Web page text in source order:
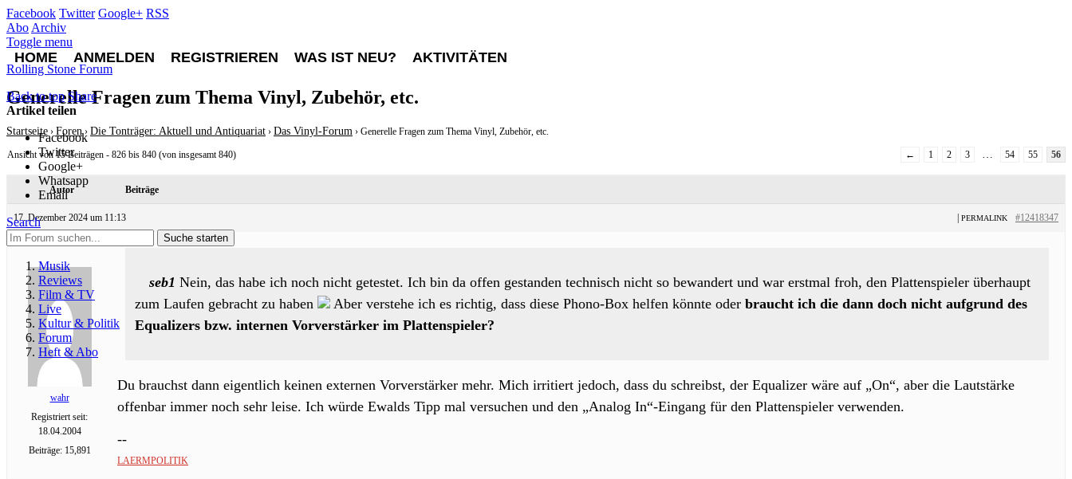
Facebook Twitter Google+ RSS
Abo Archiv
Toggle menu
Rolling Stone Forum
Back to top Share
Artikel teilen
Facebook
Twitter
Google+
Whatsapp
Email
Search
Suche starten
Musik
Reviews
Film & TV
Live
Kultur & Politik
Forum
Heft & Abo
HOME ANMELDEN REGISTRIEREN WAS IST NEU? AKTIVITÄTEN
Generelle Fragen zum Thema Vinyl, Zubehör, etc.
Startseite › Foren › Die Tonträger: Aktuell und Antiquariat › Das Vinyl-Forum › Generelle Fragen zum Thema Vinyl, Zubehör, etc.
Ansicht von 15 Beiträgen - 826 bis 840 (von insgesamt 840) ← 1 2 3 54 55 56
Autor Beiträge
17. Dezember 2024 um 11:13 #12418347
| PERMALINK
wahr
Registriert seit:
18.04.2004
Beiträge: 15,891
seb1 Nein, das habe ich noch nicht getestet. Ich bin da offen gestanden technisch nicht so bewandert und war erstmal froh, den Plattenspieler überhaupt
zum Laufen gebracht zu haben
Aber verstehe ich es richtig, dass diese Phono-Box helfen könnte oder braucht ich die dann doch nicht aufgrund des
Equalizers bzw. internen Vorverstärker im Plattenspieler?
Du brauchst dann eigentlich keinen externen Vorverstärker mehr. Mich irritiert jedoch, dass du schreibst, der Equalizer wäre auf „On“, aber die Lautstärke
offenbar immer noch sehr leise. Ich würde Ewalds Tipp mal versuchen und den „Analog In“-Eingang für den Plattenspieler verwenden.
--
LAERMPOLITIK